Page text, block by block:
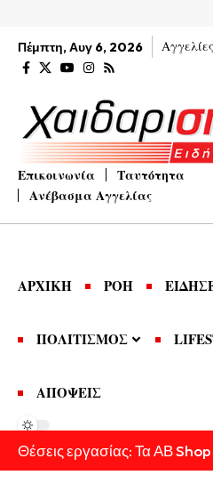
Πέμπτη, Αυγ 6, 2026 Αγγελίες
Επικοινωνία
Ταυτότητα
Ανέβασμα Αγγελίας
ΑΡΧΙΚΗ ΡΟΗ
ΠΟΛΙΤΙΣΜΟΣ
ΑΠΟΨΕΙΣ
Θέσεις εργασίας: Τα ΑΒ